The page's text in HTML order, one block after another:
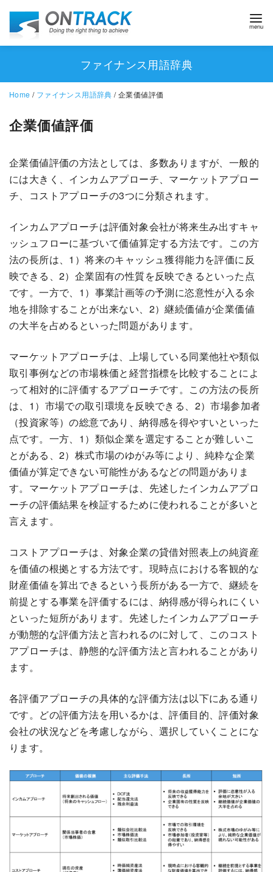
ファイナンス用語辞典
Home / ファイナンス用語辞典 / 企業価値評価
企業価値評価
企業価値評価の方法としては、多数ありますが、一般的
には大きく、インカムアプローチ、マーケットアプロー
チ、コストアプローチの3つに分類されます。
インカムアプローチは評価対象会社が将来生み出すキャ
ッシュフローに基づいて価値算定する方法です。この方
法の長所は、1）将来のキャッシュ獲得能力を評価に反
映できる、2）企業固有の性質を反映できるといった点
です。一方で、1）事業計画等の予測に恣意性が入る余
地を排除することが出来ない、2）継続価値が企業価値
の大半を占めるといった問題があります。
マーケットアプローチは、上場している同業他社や類似
取引事例などの市場株価と経営指標を比較することによ
って相対的に評価するアプローチです。この方法の長所
は、1）市場での取引環境を反映できる、2）市場参加者
（投資家等）の総意であり、納得感を得やすいといった
点です。一方、1）類似企業を選定することが難しいこ
とがある、2）株式市場のゆがみ等により、純粋な企業
価値が算定できない可能性があるなどの問題がありま
す。マーケットアプローチは、先述したインカムアプロ
ーチの評価結果を検証するために使われることが多いと
言えます。
コストアプローチは、対象企業の貸借対照表上の純資産
を価値の根拠とする方法です。現時点における客観的な
財産価値を算出できるという長所がある一方で、継続を
前提とする事業を評価するには、納得感が得られにくい
といった短所があります。先述したインカムアプローチ
が動態的な評価方法と言われるのに対して、このコスト
アプローチは、静態的な評価方法と言われることがあり
ます。
各評価アプローチの具体的な評価方法は以下にある通り
です。どの評価方法を用いるかは、評価目的、評価対象
会社の状況などを考慮しながら、選択していくことにな
ります。